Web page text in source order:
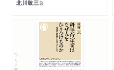
北川敬三著
ちくま新書